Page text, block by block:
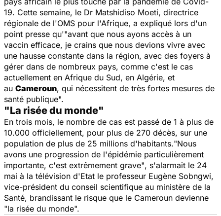
19. Cette semaine, le Dr Matshidiso Moeti, directrice
régionale de l'OMS pour l'Afrique, a expliqué lors d'un
point presse qu'"avant que nous ayons accès à un
vaccin efficace, je crains que nous devions vivre avec
une hausse constante dans la région, avec des foyers à
gérer dans de nombreux pays, comme c'est le cas
actuellement en Afrique du Sud, en Algérie, et
au Cameroun, qui nécessitent de très fortes mesures de
santé publique".
"La risée du monde"
En trois mois, le nombre de cas est passé de 1 à plus de
10.000 officiellement, pour plus de 270 décès, sur une
population de plus de 25 millions d'habitants."Nous
avons une progression de l'épidémie particulièrement
importante, c'est extrêmement grave", s'alarmait le 24
mai à la télévision d'Etat le professeur Eugène Sobngwi,
vice-président du conseil scientifique au ministère de la
Santé, brandissant le risque que le Cameroun devienne
"la risée du monde".